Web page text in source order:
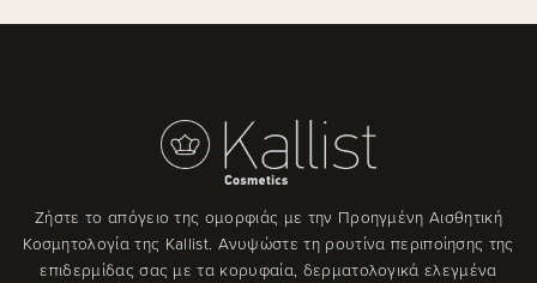
Ζήστε το απόγειο της ομορφιάς με την Προηγμένη Αισθητική
Κοσμητολογία της Kallist. Ανυψώστε τη ρουτίνα περιποίησης της
επιδερμίδας σας με τα κορυφαία, δερματολογικά ελεγμένα